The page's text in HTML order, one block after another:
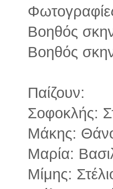
Βοηθός
Βοηθός
Παίζουν:
Σοφοκλής:
Μάκης:
Μαρία:
Μίμης: